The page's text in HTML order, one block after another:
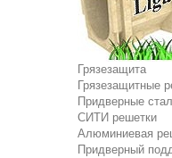
Грязезащита
Грязезащитные
Придверные
СИТИ решетки
Алюминиевая
Придверный